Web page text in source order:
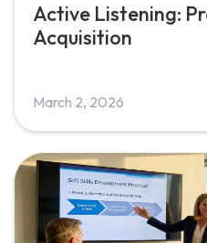
Active Listening:
Acquisition
March 2, 2026